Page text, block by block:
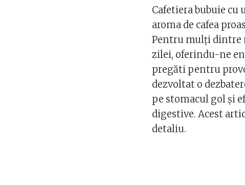
Cafetiera bubuie
aroma de cafea
Pentru mulți dintre
zilei, oferindu-ne
pregăti pentru
dezvoltat o
pe stomacul gol și
digestive. Acest
detaliu.